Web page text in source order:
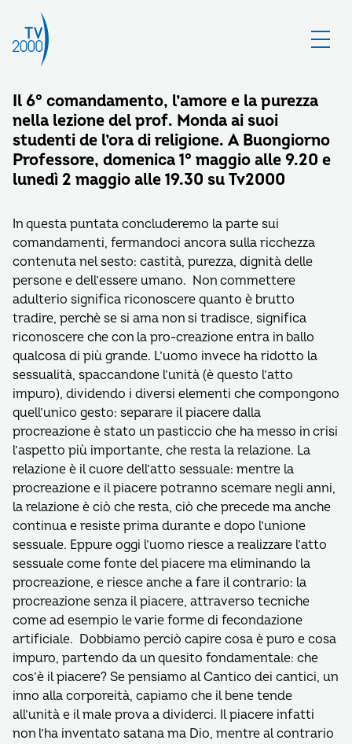
Il 6° comandamento, l’amore e la purezza
nella lezione del prof. Monda ai suoi
studenti de l’ora di religione. A Buongiorno
Professore, domenica 1° maggio alle 9.20 e
lunedì 2 maggio alle 19.30 su Tv2000
In questa puntata concluderemo la parte sui
comandamenti, fermandoci ancora sulla ricchezza
contenuta nel sesto: castità, purezza, dignità delle
persone e dell’essere umano. Non commettere
adulterio significa riconoscere quanto è brutto
tradire, perchè se si ama non si tradisce, significa
riconoscere che con la pro-creazione entra in ballo
qualcosa di più grande. L’uomo invece ha ridotto la
sessualità, spaccandone l’unità (è questo l’atto
impuro), dividendo i diversi elementi che compongono
quell’unico gesto: separare il piacere dalla
procreazione è stato un pasticcio che ha messo in crisi
l’aspetto più importante, che resta la relazione. La
relazione è il cuore dell’atto sessuale: mentre la
procreazione e il piacere potranno scemare negli anni,
la relazione è ciò che resta, ciò che precede ma anche
continua e resiste prima durante e dopo l’unione
sessuale. Eppure oggi l’uomo riesce a realizzare l’atto
sessuale come fonte del piacere ma eliminando la
procreazione, e riesce anche a fare il contrario: la
procreazione senza il piacere, attraverso tecniche
come ad esempio le varie forme di fecondazione
artificiale. Dobbiamo perciò capire cosa è puro e cosa
impuro, partendo da un quesito fondamentale: che
cos’è il piacere? Se pensiamo al Cantico dei cantici, un
inno alla corporeità, capiamo che il bene tende
all’unità e il male prova a dividerci. Il piacere infatti
non l’ha inventato satana ma Dio, mentre al contrario